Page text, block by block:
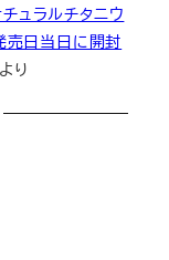
ュラルチタニウ
売日当日に開封
より